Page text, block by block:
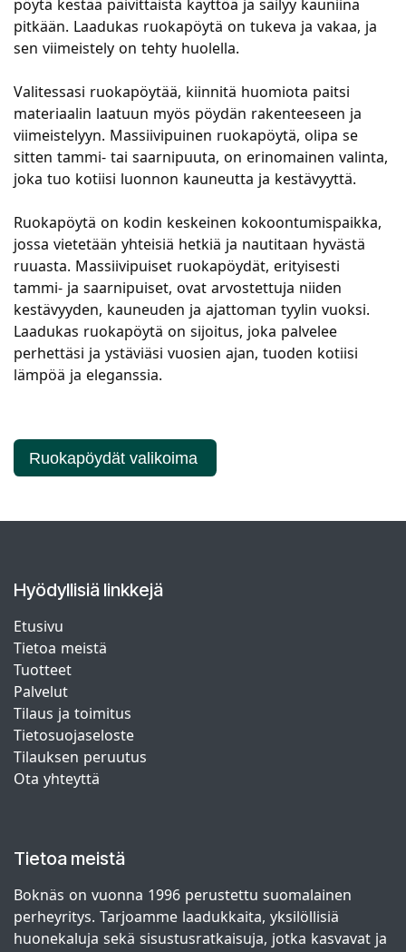
pöytä kestää päivittäistä käyttöä ja säilyy kauniina
pitkään. Laadukas ruokapöytä on tukeva ja vakaa, ja
sen viimeistely on tehty huolella.
Valitessasi ruokapöytää, kiinnitä huomiota paitsi
materiaalin laatuun myös pöydän rakenteeseen ja
viimeistelyyn. Massiivipuinen ruokapöytä, olipa se
sitten tammi- tai saarnipuuta, on erinomainen valinta,
joka tuo kotiisi luonnon kauneutta ja kestävyyttä.
Ruokapöytä on kodin keskeinen kokoontumispaikka,
jossa vietetään yhteisiä hetkiä ja nautitaan hyvästä
ruuasta. Massiivipuiset ruokapöydät, erityisesti
tammi- ja saarnipuiset, ovat arvostettuja niiden
kestävyyden, kauneuden ja ajattoman tyylin vuoksi.
Laadukas ruokapöytä on sijoitus, joka palvelee
perhettäsi ja ystäviäsi vuosien ajan, tuoden kotiisi
lämpöä ja eleganssia.
Ruokapöydät valikoima
Hyödyllisiä linkkejä
Etusivu
Tietoa meistä
Tuotteet
Palvelut
Tilaus ja toimitus
Tietosuojaseloste
Tilauksen peruutus
Ota yhteyttä
Tietoa meistä
Boknäs on vuonna 1996 perustettu suomalainen
perheyritys. Tarjoamme laadukkaita, yksilöllisiä
huonekaluja sekä sisustusratkaisuja, jotka kasvavat ja